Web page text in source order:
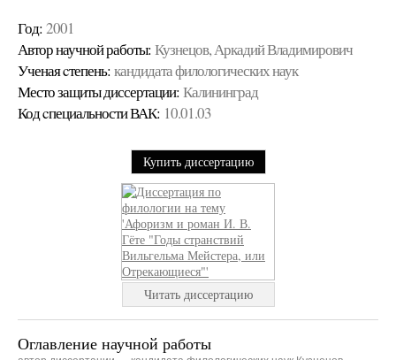
Год: 2001
Автор научной работы: Кузнецов, Аркадий Владимирович
Ученая cтепень: кандидата филологических наук
Место защиты диссертации: Калининград
Код cпециальности ВАК: 10.01.03
Купить диссертацию
Читать диссертацию
Оглавление научной работы